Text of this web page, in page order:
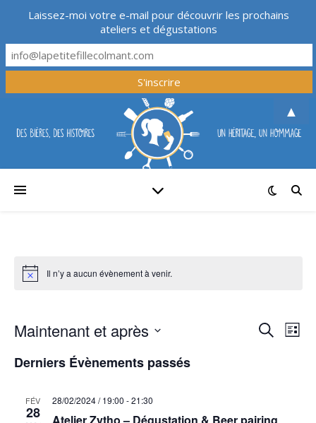
Il n’y a aucun évènement à venir.
Recherche
Liste
Maintenant et après
une
Derniers Évènements passés
FÉV
28
28/02/2024 / 19:00 -21:30
Laissez-moi votre e-mail pour découvrir les prochains
ateliers et dégustations
▲